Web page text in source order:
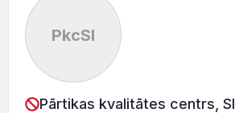
PkcSI
Pārtikas kvalitātes centrs,